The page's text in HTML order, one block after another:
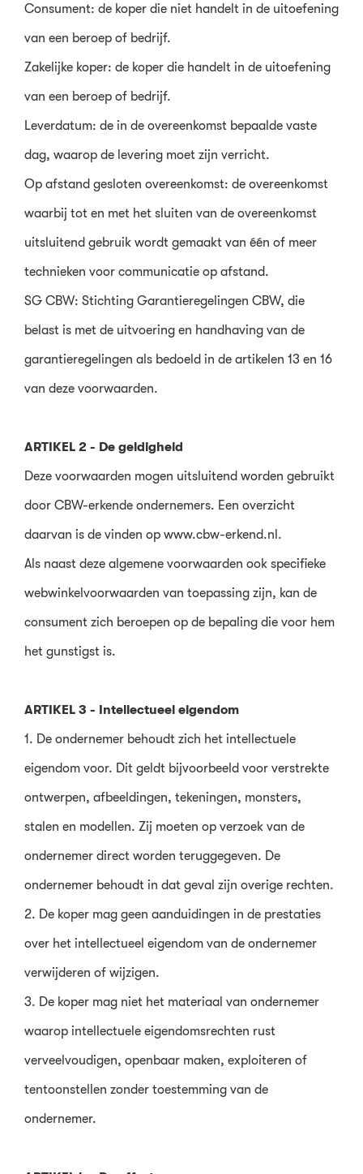
Consument: de koper die niet handelt in de uitoefening
van een beroep of bedrijf.
Zakelijke koper: de koper die handelt in de uitoefening
van een beroep of bedrijf.
Leverdatum: de in de overeenkomst bepaalde vaste
dag, waarop de levering moet zijn verricht.
Op afstand gesloten overeenkomst: de overeenkomst
waarbij tot en met het sluiten van de overeenkomst
uitsluitend gebruik wordt gemaakt van één of meer
technieken voor communicatie op afstand.
SG CBW: Stichting Garantieregelingen CBW, die
belast is met de uitvoering en handhaving van de
garantieregelingen als bedoeld in de artikelen 13 en 16
van deze voorwaarden.
ARTIKEL 2 - De geldigheid
Deze voorwaarden mogen uitsluitend worden gebruikt
door CBW-erkende ondernemers. Een overzicht
daarvan is de vinden op www.cbw-erkend.nl.
Als naast deze algemene voorwaarden ook specifieke
webwinkelvoorwaarden van toepassing zijn, kan de
consument zich beroepen op de bepaling die voor hem
het gunstigst is.
ARTIKEL 3 - Intellectueel eigendom
1. De ondernemer behoudt zich het intellectuele
eigendom voor. Dit geldt bijvoorbeeld voor verstrekte
ontwerpen, afbeeldingen, tekeningen, monsters,
stalen en modellen. Zij moeten op verzoek van de
ondernemer direct worden teruggegeven. De
ondernemer behoudt in dat geval zijn overige rechten.
2. De koper mag geen aanduidingen in de prestaties
over het intellectueel eigendom van de ondernemer
verwijderen of wijzigen.
3. De koper mag niet het materiaal van ondernemer
waarop intellectuele eigendomsrechten rust
verveelvoudigen, openbaar maken, exploiteren of
tentoonstellen zonder toestemming van de
ondernemer.